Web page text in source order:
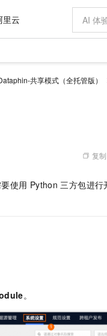
里云
共享模式（全托管版）
复
使用 Python 三方包进行
。
长程编程与推理利器
大
推理服务 面
一步到位
代开源旗舰模型
，越用越聪明
打造工程团队
力计划
贴，加速一人公司成长
鲜，限时加量 10 倍，夜间低
积分加倍
3.8-Max
TokenPlan 客户专享
AI
图
智
自
技术红利
基
心
产
数
云
阿
市
活
魔